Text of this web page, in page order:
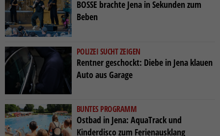
BOSSE brachte Jena in Sekunden zum
Beben
POLIZEI SUCHT ZEIGEN
Rentner geschockt: Diebe in Jena klauen
Auto aus Garage
BUNTES PROGRAMM
Ostbad in Jena: AquaTrack und
Kinderdisco zum Ferienausklang